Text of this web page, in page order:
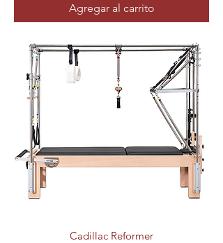
Agregar al carrito
Cadillac Reformer